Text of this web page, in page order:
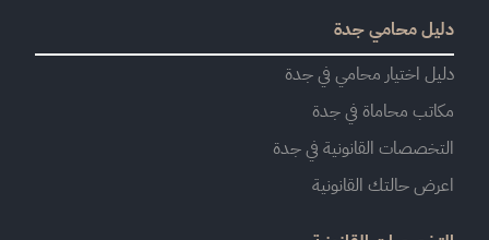
دليل محامي جدة
دليل اختيار محامي في جدة
مكاتب محاماة في جدة
التخصصات القانونية في جدة
اعرض حالتك القانونية